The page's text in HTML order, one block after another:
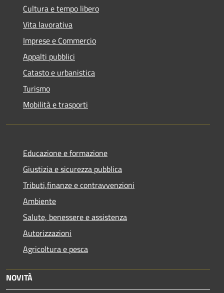
Cultura e tempo libero
Vita lavorativa
Imprese e Commercio
Appalti pubblici
Catasto e urbanistica
Turismo
Mobilità e trasporti
Educazione e formazione
Giustizia e sicurezza pubblica
Tributi,finanze e contravvenzioni
Ambiente
Salute, benessere e assistenza
Autorizzazioni
Agricoltura e pesca
NOVITÀ